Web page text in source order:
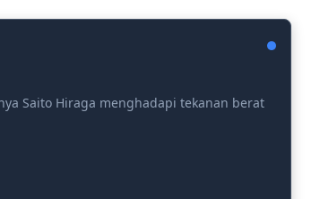
Saito Hiraga menghadapi tekanan berat